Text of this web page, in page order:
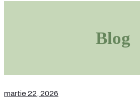
Blog
martie 22, 2026